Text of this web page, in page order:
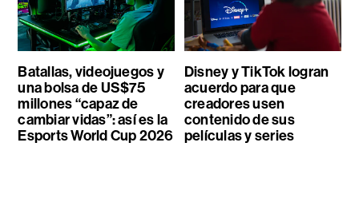
Batallas, videojuegos y
una bolsa de US$75
millones “capaz de
cambiar vidas”: así es la
Esports World Cup 2026
Disney y TikTok logran
acuerdo para que
creadores usen
contenido de sus
películas y series